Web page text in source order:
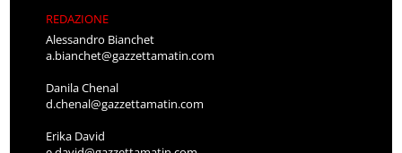
REDAZIONE
Alessandro Bianchet
a.bianchet@gazzettamatin.com
Danila Chenal
d.chenal@gazzettamatin.com
Erika David